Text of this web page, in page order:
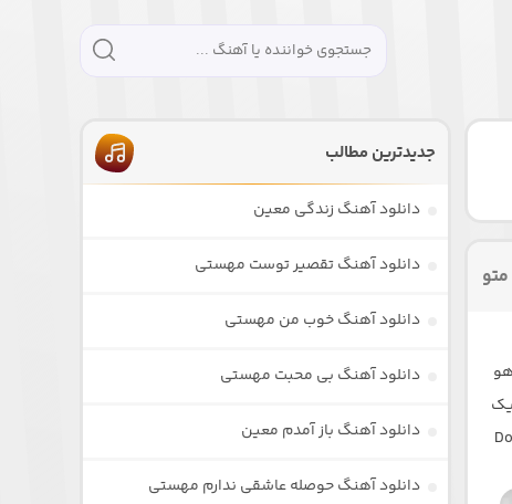
جدیدترین مطالب
دانلود آهنگ زندگی معین
دانلود آهنگ تقصیر توست مهستی
دانلود آهنگ خوب من مهستی
دانلود آهنگ بی محبت مهستی
دانلود آهنگ باز آمدم معین
دانلود آهنگ حوصله عاشقی ندارم مهستی